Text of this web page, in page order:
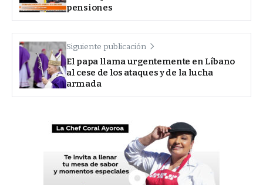
pensiones
Siguiente publicación
El papa llama urgentemente en Líbano
al cese de los ataques y de la lucha
armada